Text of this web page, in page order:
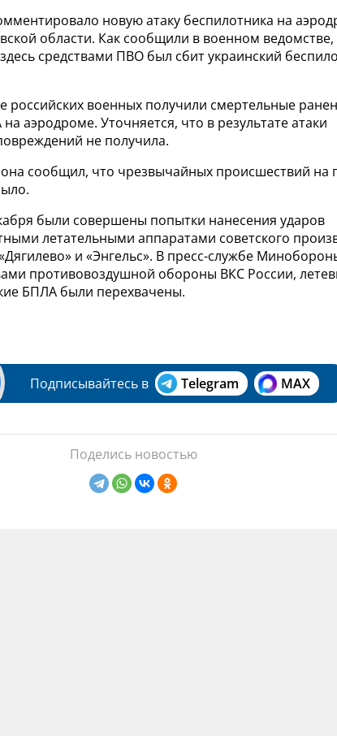
новую атаку беспилотника на
области. Как сообщили в военном
средствами ПВО был сбит украинский
военных получили смертельные
аэродроме. Уточняется, что в результате атаки
не получила.
сообщил, что чрезвычайных происшествий на
были совершены попытки нанесения ударов
летательными аппаратами советского
и «Энгельс». В пресс-службе
противовоздушной обороны ВКС России,
БПЛА были перехвачены.
Подписывайтесь в Telegram MAX
Поделись новостью